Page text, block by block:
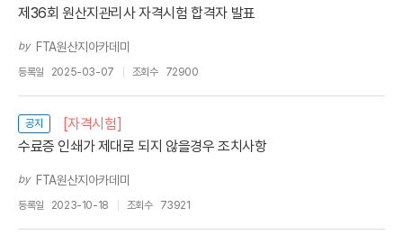
제36회 원산지관리사 자격시험 합격자 발표
by FTA원산지아카데미
등록일 2025-03-07 조회수 72900
공지
[자격시험]
수료증 인쇄가 제대로 되지 않을경우 조치사항
by FTA원산지아카데미
등록일 2023-10-18 조회수 73921